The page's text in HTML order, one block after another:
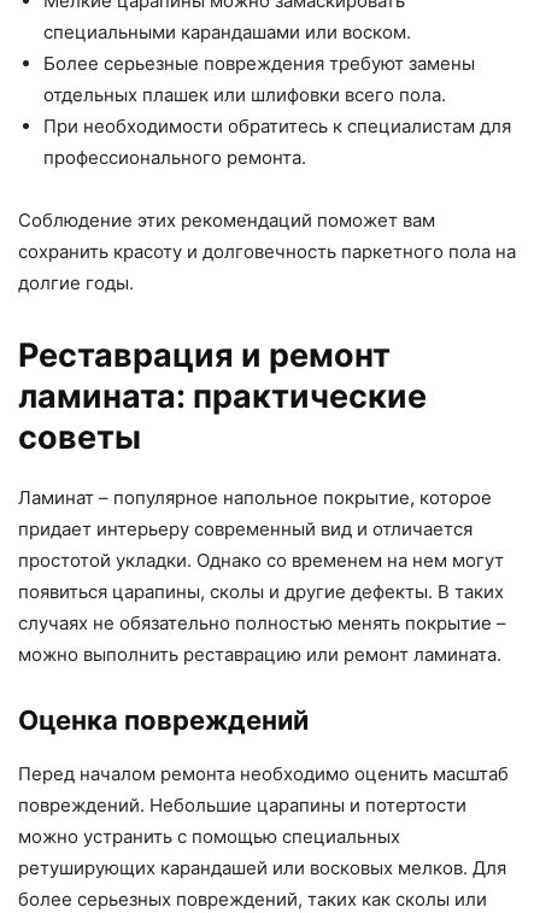
специальными карандашами или воском.
Более серьезные повреждения требуют замены
отдельных плашек или шлифовки всего пола.
При необходимости обратитесь к специалистам для
профессионального ремонта.
Соблюдение этих рекомендаций поможет вам
сохранить красоту и долговечность паркетного пола на
долгие годы.
Реставрация и ремонт
ламината: практические
советы
Ламинат – популярное напольное покрытие, которое
придает интерьеру современный вид и отличается
простотой укладки. Однако со временем на нем могут
появиться царапины, сколы и другие дефекты. В таких
случаях не обязательно полностью менять покрытие –
можно выполнить реставрацию или ремонт ламината.
Оценка повреждений
Перед началом ремонта необходимо оценить масштаб
повреждений. Небольшие царапины и потертости
можно устранить с помощью специальных
ретуширующих карандашей или восковых мелков. Для
более серьезных повреждений, таких как сколы или